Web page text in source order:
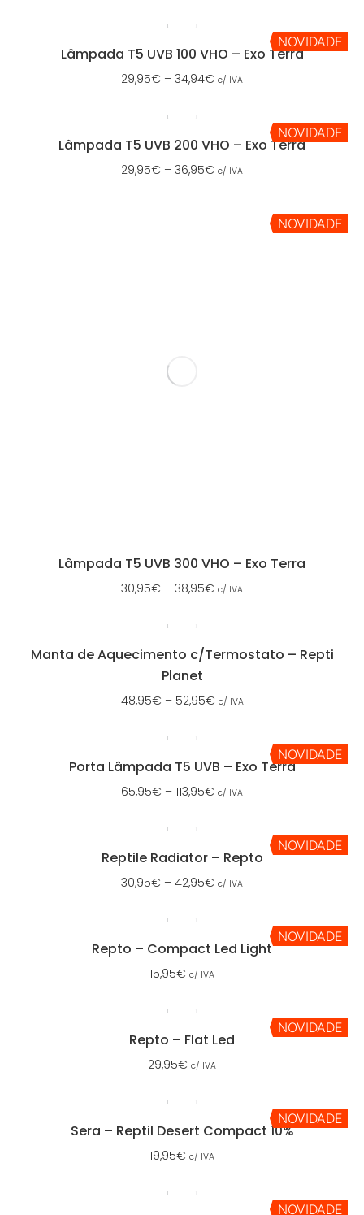
NOVIDADE
Lâmpada T5 UVB 100 VHO – Exo Terra
29,95€ – 34,94€ c/ IVA
NOVIDADE
Lâmpada T5 UVB 200 VHO – Exo Terra
29,95€ – 36,95€ c/ IVA
NOVIDADE
Lâmpada T5 UVB 300 VHO – Exo Terra
30,95€ – 38,95€ c/ IVA
Manta de Aquecimento c/Termostato – Repti
Planet
48,95€ – 52,95€ c/ IVA
NOVIDADE
Porta Lâmpada T5 UVB – Exo Terra
65,95€ – 113,95€ c/ IVA
NOVIDADE
Reptile Radiator – Repto
30,95€ – 42,95€ c/ IVA
NOVIDADE
Repto – Compact Led Light
15,95€ c/ IVA
NOVIDADE
Repto – Flat Led
29,95€ c/ IVA
NOVIDADE
Sera – Reptil Desert Compact 10%
19,95€ c/ IVA
NOVIDADE